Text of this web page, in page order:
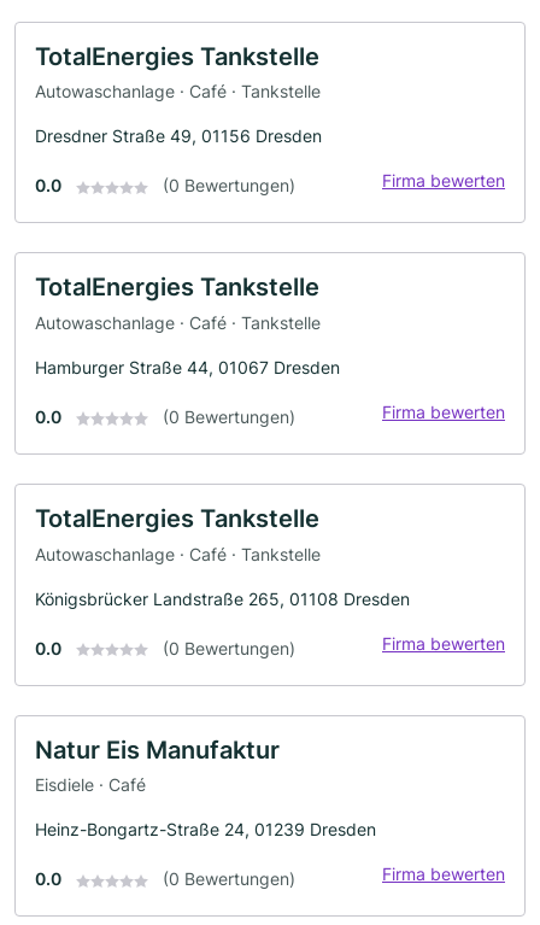
TotalEnergies Tankstelle
Autowaschanlage · Café · Tankstelle
Dresdner Straße 49, 01156 Dresden
0.0 (0 Bewertungen) Firma bewerten
TotalEnergies Tankstelle
Autowaschanlage · Café · Tankstelle
Hamburger Straße 44, 01067 Dresden
0.0 (0 Bewertungen) Firma bewerten
TotalEnergies Tankstelle
Autowaschanlage · Café · Tankstelle
Königsbrücker Landstraße 265, 01108 Dresden
0.0 (0 Bewertungen) Firma bewerten
Natur Eis Manufaktur
Eisdiele · Café
Heinz-Bongartz-Straße 24, 01239 Dresden
0.0 (0 Bewertungen) Firma bewerten